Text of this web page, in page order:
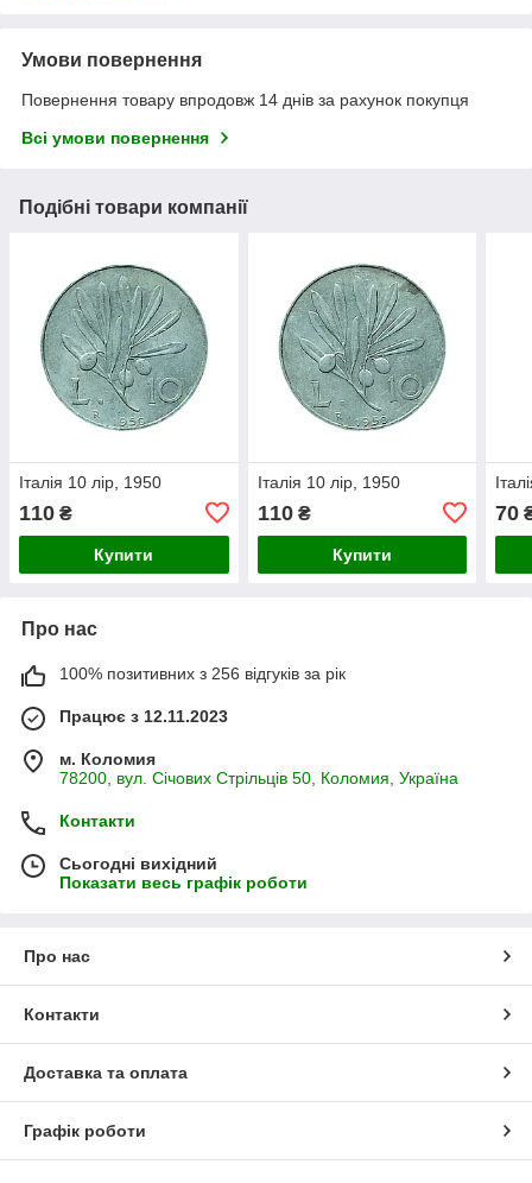
Умови повернення
Повернення товару впродовж 14 днів за рахунок покупця
Всі умови повернення
Подібні товари компанії
Італія 10 лір, 1950
110 ₴
Купити
Італія 10 лір, 1950
110₴
Купити
70
Про нас
100% позитивних з 256 відгуків за рік
Працює з 12.11.2023
м. Коломия
78200, вул. Січових Стрільців 50, Коломия, Україна
Контакти
Сьогодні вихідний
Показати весь графік роботи
Про нас
Контакти
Доставка та оплата
Графік роботи